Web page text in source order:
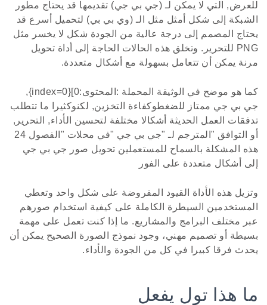
للعرض, التي لا يمكن لـ (جي بي جي) تقديمها قد يحتاج مطور
الشبكة إلى شكل أمثل مثل الـ (وي بي بي) لتحميل أسرع قد
يحتاج المصمم إلى درجة عالية من الجودة شكل لا يخسر مثل
PNG للتحرير. وتخلق هذه الحالات الحاجة إلى أداة تحويل
مرنة يمكن أن تتعامل بسهولة مع أشكال متعددة.
كما هو موضح في الوثيقة المحملة :المحتوى:0]{index=0},
جي بي جي ممتاز للضغطوكفاءة التخزين, لكنوكثيرا ما تتطلب
تدفقات العمل الحديثة أشكالا مختلفة لتحسين الأداء, التحرير,
أو التوافق "المترجم لـ "جي بي جي "في محلات "الفصول 24
هذه المشكلة بالسماح للمستعملين تحويل صور جي بي جي
إلى أشكال متعددة على الفور
وتزيل هذه الأداة القيود المفروضة على شكل واحد وتعطي
المستخدمين السيطرة الكاملة على كيفية استخدام صورهم
عبر مختلف البرامج والمشاريع. ما إذا كنت تعمل على مهمة
بسيطة أو تصميم مهني، وجود نموذج الصورة الصحيح يمكن أن
يحدث فرقا كبيرا في كل من الجودة والأداء.
ما هذا تول يفعل